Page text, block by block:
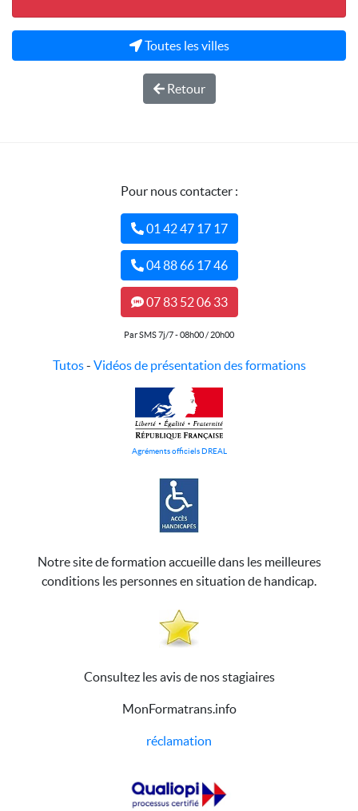
Toutes les villes
Retour
Pour nous contacter :
01 42 47 17 17
04 88 66 17 46
07 83 52 06 33
Par SMS 7j/7 - 08h00 / 20h00
Tutos- Vidéos de présentation des formations
Agréments officiels DREAL
Notre site de formation accueille dans les meilleures
conditions les personnes en situation de handicap.
Consultez les avis de nos stagiaires
MonFormatrans.info
réclamation